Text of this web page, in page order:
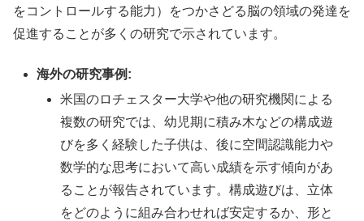
をコントロールする能力）をつかさどる脳の領域の発達を
促進することが多くの研究で示されています。
海外の研究事例:
米国のロチェスター大学や他の研究機関による
複数の研究では、幼児期に積み木などの構成遊
びを多く経験した子供は、後に空間認識能力や
数学的な思考において高い成績を示す傾向があ
ることが報告されています。構成遊びは、立体
をどのように組み合わせれば安定するか、形と